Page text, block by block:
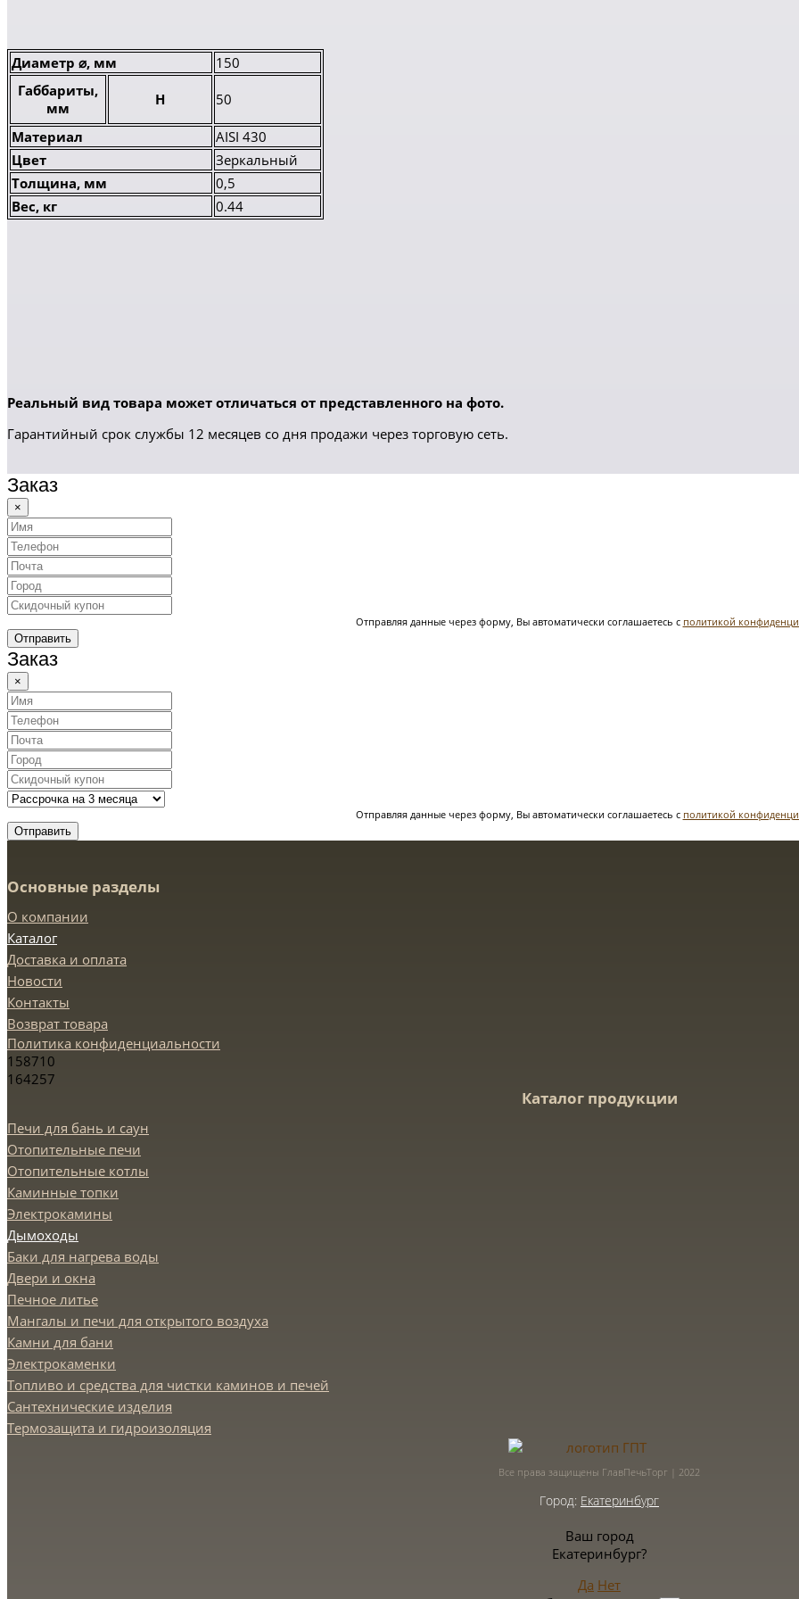
Диаметр ⌀, мм
150
Габбариты,
мм
H 50
Материал
AISI 430
Цвет
Зеркальный
Толщина, мм
0,5
Вес, кг
0.44
Реальный вид товара может отличаться от представленного на фото.
Гарантийный срок службы 12 месяцев со дня продажи через торговую сеть.
Заказ
×
Отправляя данные через форму, Вы автоматически соглашаетесь с политикой
Отправить
Заказ
×
Отправляя данные через форму, Вы автоматически соглашаетесь с политикой
Отправить
Основные разделы
О компании
Каталог
Доставка и оплата
Новости
Контакты
Возврат товара
Политика конфиденциальности
158710
164257
Каталог продукции
Печи для бань и саун
Отопительные печи
Отопительные котлы
Каминные топки
Электрокамины
Дымоходы
Баки для нагрева воды
Двери и окна
Печное литье
Мангалы и печи для открытого воздуха
Камни для бани
Электрокаменки
Топливо и средства для чистки каминов и печей
Сантехнические изделия
Термозащита и гидроизоляция
Все права защищены ГлавПечьТорг | 2022
Город: Екатеринбург
Ваш город
Екатеринбург?
Да Нет